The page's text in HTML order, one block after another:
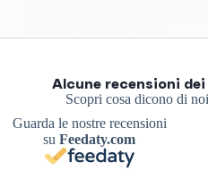
Alcune recensioni dei
Scopri cosa dicono di
Guarda le nostre recensioni
suFeedaty.com